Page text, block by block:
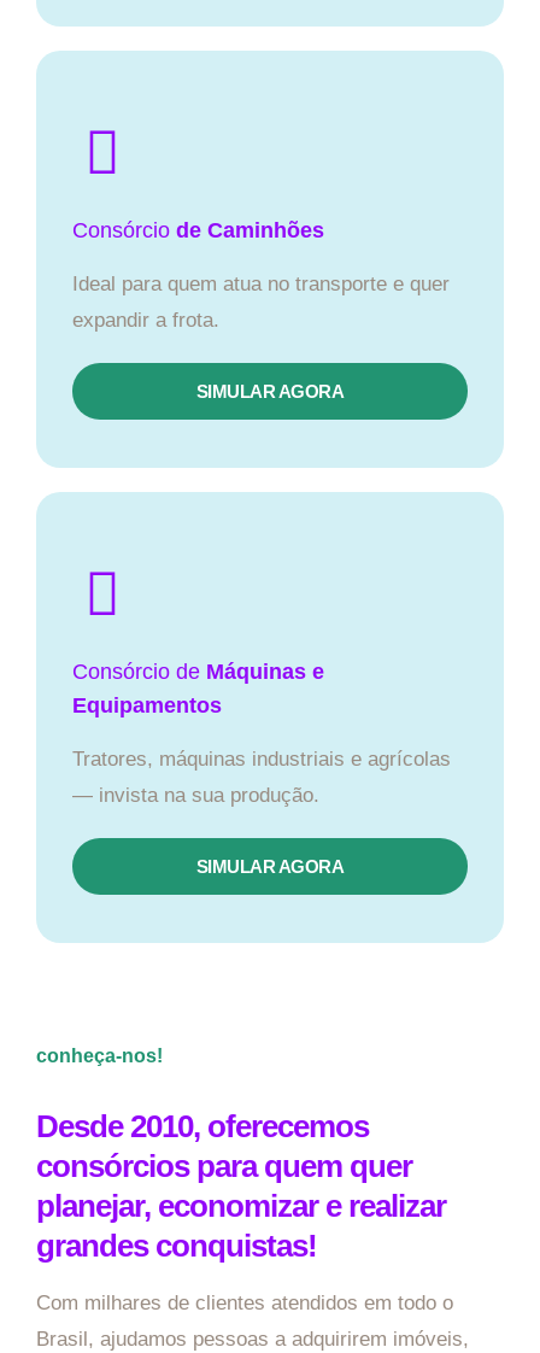
Consórcio de Caminhões
Ideal para quem atua no transporte e quer
expandir a frota.
SIMULAR AGORA
Consórcio de Máquinas e
Equipamentos
Tratores, máquinas industriais e agrícolas
— invista na sua produção.
SIMULAR AGORA
conheça-nos!
Desde 2010, oferecemos
consórcios para quem quer
planejar, economizar e realizar
grandes conquistas!
Com milhares de clientes atendidos em todo o
Brasil, ajudamos pessoas a adquirirem imóveis,